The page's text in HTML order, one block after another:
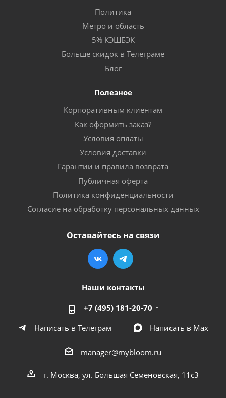
Политика
Метро и область
5% КЭШБЭК
Больше скидок в Телеграме
Блог
Полезное
Корпоративным клиентам
Как оформить заказ?
Условия оплаты
Условия доставки
Гарантии и правила возврата
Публичная оферта
Политика конфиденциальности
Согласие на обработку персональных данных
Оставайтесь на связи
Наши контакты
+7 (495) 181-20-70
Написать в Телеграм
Написать в Мах
manager@mybloom.ru
г. Москва, ул. Большая Семеновская, 11с3